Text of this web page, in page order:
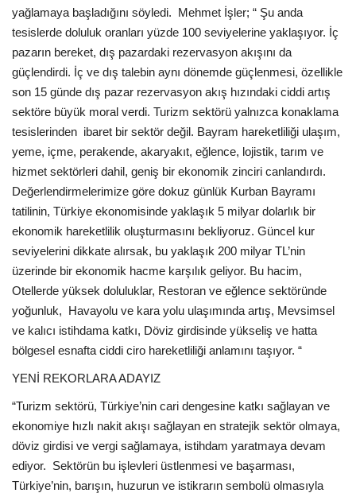
yağlamaya başladığını söyledi. Mehmet İşler; “ Şu anda
tesislerde doluluk oranları yüzde 100 seviyelerine yaklaşıyor. İç
pazarın bereket, dış pazardaki rezervasyon akışını da
güçlendirdi. İç ve dış talebin aynı dönemde güçlenmesi, özellikle
son 15 günde dış pazar rezervasyon akış hızındaki ciddi artış
sektöre büyük moral verdi. Turizm sektörü yalnızca konaklama
tesislerinden ibaret bir sektör değil. Bayram hareketliliği ulaşım,
yeme, içme, perakende, akaryakıt, eğlence, lojistik, tarım ve
hizmet sektörleri dahil, geniş bir ekonomik zinciri canlandırdı.
Değerlendirmelerimize göre dokuz günlük Kurban Bayramı
tatilinin, Türkiye ekonomisinde yaklaşık 5 milyar dolarlık bir
ekonomik hareketlilik oluşturmasını bekliyoruz. Güncel kur
seviyelerini dikkate alırsak, bu yaklaşık 200 milyar TL’nin
üzerinde bir ekonomik hacme karşılık geliyor. Bu hacim,
Otellerde yüksek doluluklar, Restoran ve eğlence sektöründe
yoğunluk, Havayolu ve kara yolu ulaşımında artış, Mevsimsel
ve kalıcı istihdama katkı, Döviz girdisinde yükseliş ve hatta
bölgesel esnafta ciddi ciro hareketliliği anlamını taşıyor. “
YENİ REKORLARA ADAYIZ
“Turizm sektörü, Türkiye’nin cari dengesine katkı sağlayan ve
ekonomiye hızlı nakit akışı sağlayan en stratejik sektör olmaya,
döviz girdisi ve vergi sağlamaya, istihdam yaratmaya devam
ediyor. Sektörün bu işlevleri üstlenmesi ve başarması,
Türkiye’nin, barışın, huzurun ve istikrarın sembolü olmasıyla